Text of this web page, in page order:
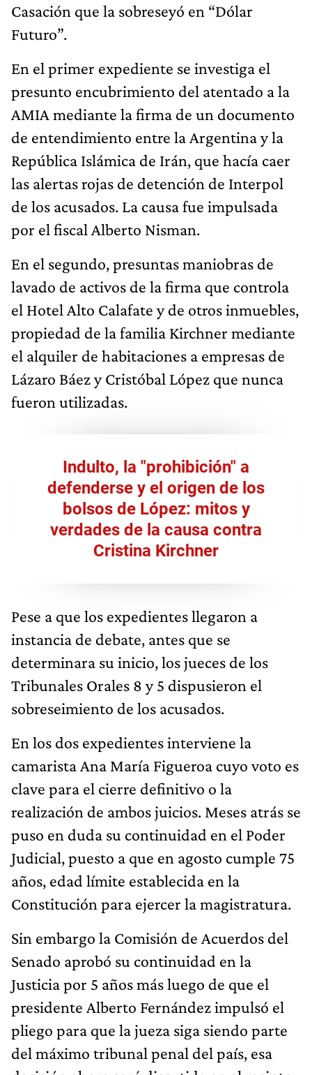
Casación que la sobreseyó en “Dólar
Futuro”.
En el primer expediente se investiga el
presunto encubrimiento del atentado a la
AMIA mediante la firma de un documento
de entendimiento entre la Argentina y la
República Islámica de Irán, que hacía caer
las alertas rojas de detención de Interpol
de los acusados. La causa fue impulsada
por el fiscal Alberto Nisman.
En el segundo, presuntas maniobras de
lavado de activos de la firma que controla
el Hotel Alto Calafate y de otros inmuebles,
propiedad de la familia Kirchner mediante
el alquiler de habitaciones a empresas de
Lázaro Báez y Cristóbal López que nunca
fueron utilizadas.
Indulto, la "prohibición" a
defenderse y el origen de los
bolsos de López: mitos y
verdades de la causa contra
Cristina Kirchner
Pese a que los expedientes llegaron a
instancia de debate, antes que se
determinara su inicio, los jueces de los
Tribunales Orales 8 y 5 dispusieron el
sobreseimiento de los acusados.
En los dos expedientes interviene la
camarista Ana María Figueroa cuyo voto es
clave para el cierre definitivo o la
realización de ambos juicios. Meses atrás se
puso en duda su continuidad en el Poder
Judicial, puesto a que en agosto cumple 75
años, edad límite establecida en la
Constitución para ejercer la magistratura.
Sin embargo la Comisión de Acuerdos del
Senado aprobó su continuidad en la
Justicia por 5 años más luego de que el
presidente Alberto Fernández impulsó el
pliego para que la jueza siga siendo parte
del máximo tribunal penal del país, esa